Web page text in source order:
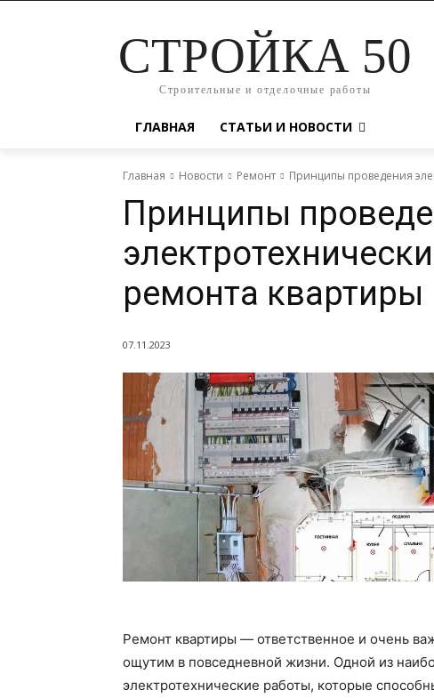
СТРОЙКА 50
Строительные и отделочные работы
ГЛАВНАЯ СТАТЬИ И НОВОСТИ
Главная Новости Ремонт Принципы проведения
Принципы
ремонта квартиры
07.11.2023
Ремонт квартиры — ответственное и очень
ощутим в повседневной жизни. Одной из
электротехнические работы, которые